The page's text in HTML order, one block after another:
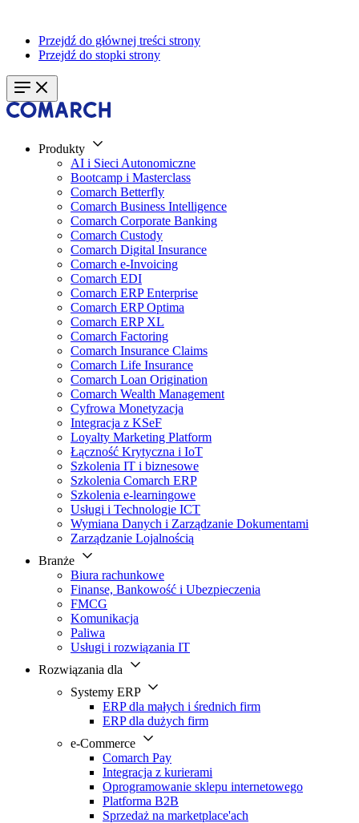
Przejdź do głównej treści strony
Przejdź do stopki strony
Produkty
AI i Sieci Autonomiczne
Bootcamp i Masterclass
Comarch Betterfly
Comarch Business Intelligence
Comarch Corporate Banking
Comarch Custody
Comarch Digital Insurance
Comarch e-Invoicing
Comarch EDI
Comarch ERP Enterprise
Comarch ERP Optima
Comarch ERP XL
Comarch Factoring
Comarch Insurance Claims
Comarch Life Insurance
Comarch Loan Origination
Comarch Wealth Management
Cyfrowa Monetyzacja
Integracja z KSeF
Loyalty Marketing Platform
Łączność Krytyczna i IoT
Szkolenia IT i biznesowe
Szkolenia Comarch ERP
Szkolenia e-learningowe
Usługi i Technologie ICT
Wymiana Danych i Zarządzanie Dokumentami
Zarządzanie Lojalnością
Branże
Biura rachunkowe
Finanse, Bankowość i Ubezpieczenia
FMCG
Komunikacja
Paliwa
Usługi i rozwiązania IT
Rozwiązania dla
Systemy ERP
ERP dla małych i średnich firm
ERP dla dużych firm
e-Commerce
Comarch Pay
Integracja z kurierami
Oprogramowanie sklepu internetowego
Platforma B2B
Sprzedaż na marketplace'ach